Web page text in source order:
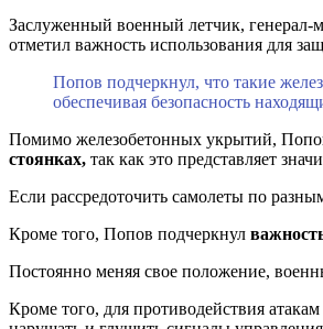
Заслуженный военный летчик,
отметил важность использования для
Попов подчеркнул, что такие
обеспечивая безопасность
Помимо железобетонных укрытий,
стоянках, так как это представляет
Если рассредоточить самолеты по
Кроме того, Попов подчеркнул
Постоянно меняя свое положение,
Кроме того, для противодействия